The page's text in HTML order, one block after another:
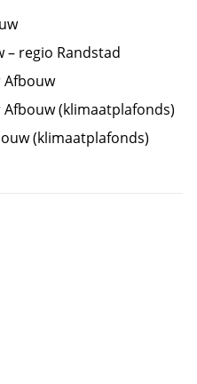
regio Randstad
(klimaatplafonds)
(klimaatplafonds)